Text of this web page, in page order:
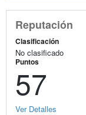
Reputación
Clasificación
No clasificado
Puntos
57
Ver Detalles